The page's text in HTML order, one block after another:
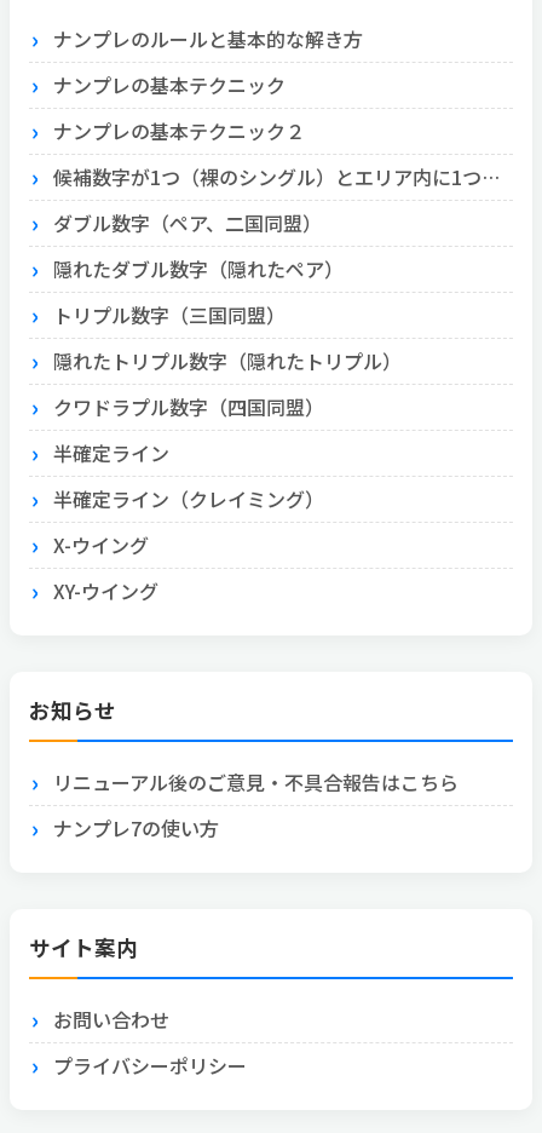
ナンプレのルールと基本的な解き方
ナンプレの基本テクニック
ナンプレの基本テクニック２
候補数字が1つ（裸のシングル）とエリア内に1つ（隠れたシングル）
ダブル数字（ペア、二国同盟）
隠れたダブル数字（隠れたペア）
トリプル数字（三国同盟）
隠れたトリプル数字（隠れたトリプル）
クワドラプル数字（四国同盟）
半確定ライン
半確定ライン（クレイミング）
X-ウイング
XY-ウイング
お知らせ
リニューアル後のご意見・不具合報告はこちら
ナンプレ7の使い方
サイト案内
お問い合わせ
プライバシーポリシー